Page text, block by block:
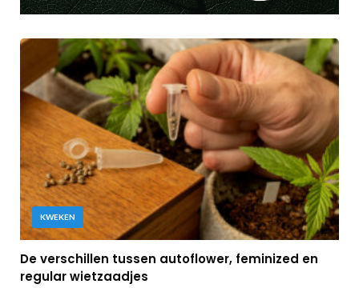
KWEKEN
De verschillen tussen autoflower, feminized en
regular wietzaadjes